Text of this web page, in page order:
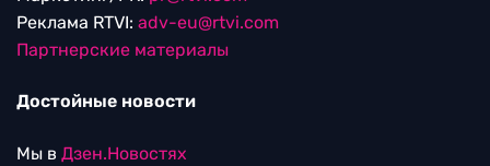
Реклама RTVI: adv-eu@rtvi.com
Партнерские материалы
Достойные новости
Мы в Дзен.Новостях